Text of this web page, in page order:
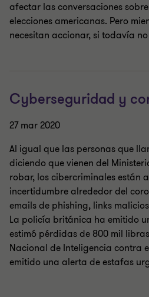
afectar las conversaciones
elecciones americanas. Pero
necesitan accionar, si todavía
Cyberseguridad y
27 mar 2020
Al igual que las personas que
diciendo que vienen del
robar, los cibercriminales están
incertidumbre alrededor del
emails de phishing, links
La policía británica ha emitido
estimó pérdidas de 800 mil
Nacional de Inteligencia contra
emitido una alerta de estafas